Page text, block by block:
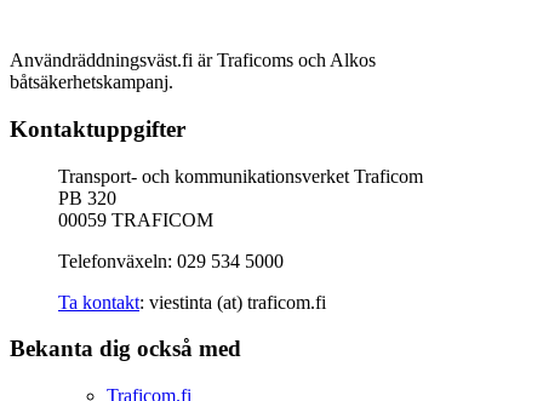
Användräddningsväst.fi är Traficoms och Alkos
båtsäkerhetskampanj.
Kontaktuppgifter
Transport- och kommunikationsverket Traficom
PB 320
00059 TRAFICOM
Telefonväxeln: 029 534 5000
Ta kontakt: viestinta (at) traficom.fi
Bekanta dig också med
Traficom.fi